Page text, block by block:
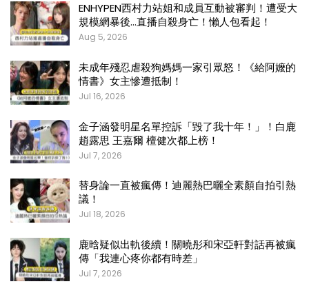
ENHYPEN西村力站姐和成員互動被審判！遭受大
規模網暴後…直播自殺身亡！懶人包看起！
Aug 5, 2026
未成年殘忍虐殺狗媽媽一家引眾怒！《給阿嬤的
情書》女主慘遭抵制！
Jul 16, 2026
金子涵發明星名單控訴「毀了我十年！」！白鹿
趙露思 王嘉爾 檀健次都上榜！
Jul 7, 2026
替身論一直被瘋傳！迪麗熱巴曬全素顏自拍引熱
議！
Jul 18, 2026
鹿晗疑似出軌後續！關曉彤和宋亞軒對話再被瘋
傳「我連心疼你都有時差」
Jul 7, 2026